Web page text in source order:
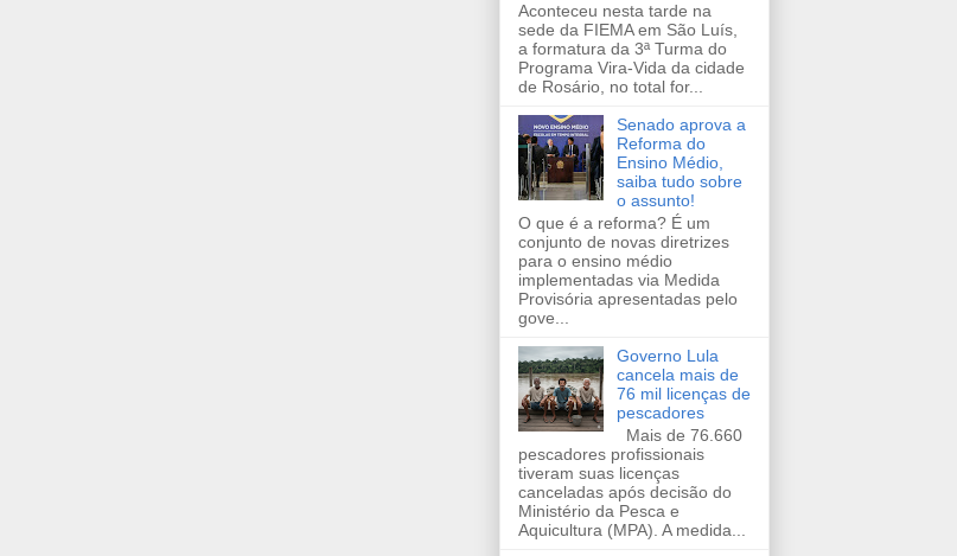
Aconteceu nesta tarde na
sede da FIEMA em São Luís,
a formatura da 3ª Turma do
Programa Vira-Vida da cidade
de Rosário, no total for...
Senado aprova a
Reforma do
Ensino Médio,
saiba tudo sobre
o assunto!
O que é a reforma? É um
conjunto de novas diretrizes
para o ensino médio
implementadas via Medida
Provisória apresentadas pelo
gove...
Governo Lula
cancela mais de
76 mil licenças de
pescadores
Mais de 76.660
pescadores profissionais
tiveram suas licenças
canceladas após decisão do
Ministério da Pesca e
Aquicultura (MPA). A medida...